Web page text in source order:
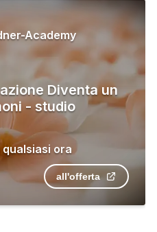
Academy
Diventa un
- studio
qualsiasi ora
all'offerta